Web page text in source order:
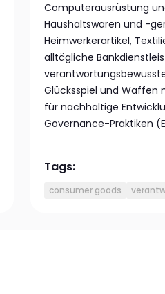
Computerausrüstung
Haushaltswaren und -
Heimwerkerartikel,
alltägliche
Glücksspiel und Waffen
für nachhaltige
Governance-Praktiken
Tags:
consumer goods